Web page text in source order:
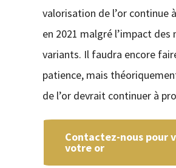
valorisation de l’or continue
en 2021 malgré l’impact des
variants. Il faudra encore
patience, mais
de l’or devrait continuer à
Contactez-nous pour
votre or